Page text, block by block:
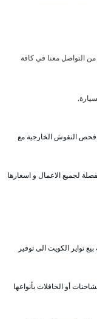
من التواصل معنا في كافة
فحص النقوش الخارجية مع
لجميع الاعمال و اسعارها
تواير الكويت الى توفير
أو الحافلات بأنواعها